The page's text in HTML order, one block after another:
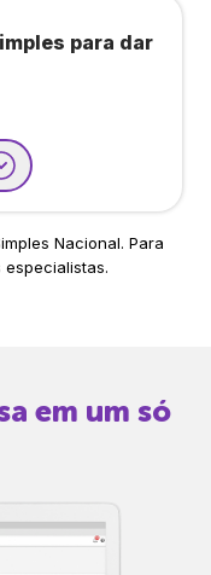
para dar
Nacional. Para
em um só